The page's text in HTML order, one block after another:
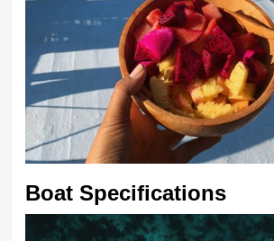
Boat Specifications